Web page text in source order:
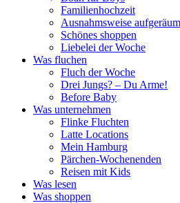
Familienhochzeit
Ausnahmsweise
Schönes shoppen
Liebelei der Woche
Was fluchen
Fluch der Woche
Drei Jungs? – Du Arme!
Before Baby
Was unternehmen
Flinke Fluchten
Latte Locations
Mein Hamburg
Pärchen-Wochenenden
Reisen mit Kids
Was lesen
Was shoppen